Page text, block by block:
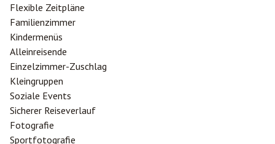
Flexible Zeitpläne
Familienzimmer
Kindermenüs
Alleinreisende
Einzelzimmer-Zuschlag
Kleingruppen
Soziale Events
Sicherer Reiseverlauf
Fotografie
Sportfotografie